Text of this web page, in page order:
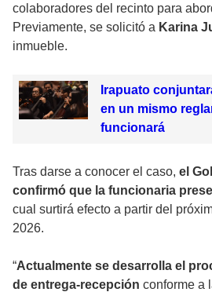
colaboradores del recinto para
Previamente, se solicitó a Karina
inmueble.
Irapuato
en un mismo
funcionará
Tras darse a conocer el caso, el
confirmó que la funcionaria
cual surtirá efecto a partir del
2026.
“Actualmente se desarrolla el
de entrega-recepción conforme a